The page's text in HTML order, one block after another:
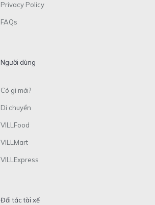
Privacy Policy
FAQs
Người dùng
Có gì mới?
Di chuyển
VILLFood
VILLMart
VILLExpress
Đối tác tài xế